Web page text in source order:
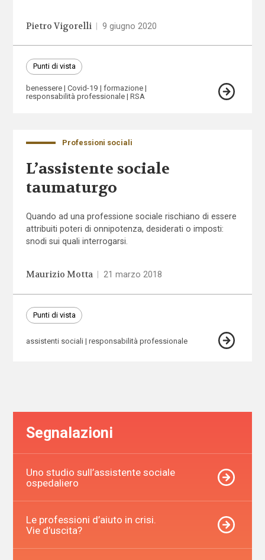
Pietro Vigorelli | 9 giugno 2020
Punti di vista
benessere Covid-19
formazione
responsabilità professionale
RSA
Professioni sociali
L’assistente sociale
taumaturgo
Quando ad una professione sociale rischiano di essere
attribuiti poteri di onnipotenza, desiderati o imposti:
snodi sui quali interrogarsi.
Maurizio Motta 21 marzo 2018
Punti di vista
assistenti sociali responsabilità professionale
Segnalazioni
Uno studio sull’assistente sociale
ospedaliero
Le professioni d’aiuto in crisi.
Vie d’uscita?